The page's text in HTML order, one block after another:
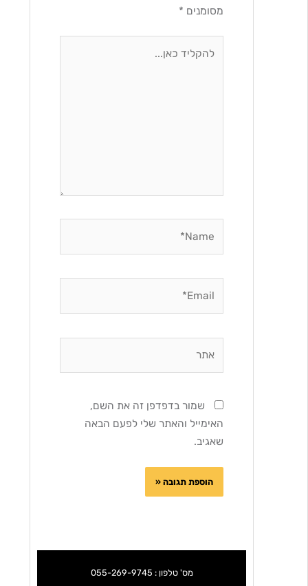
מסומנים*
שמור בדפדפן זה את השם,
האימייל והאתר שלי לפעם הבאה
שאגיב.
מס' טלפון : 055-269-9745